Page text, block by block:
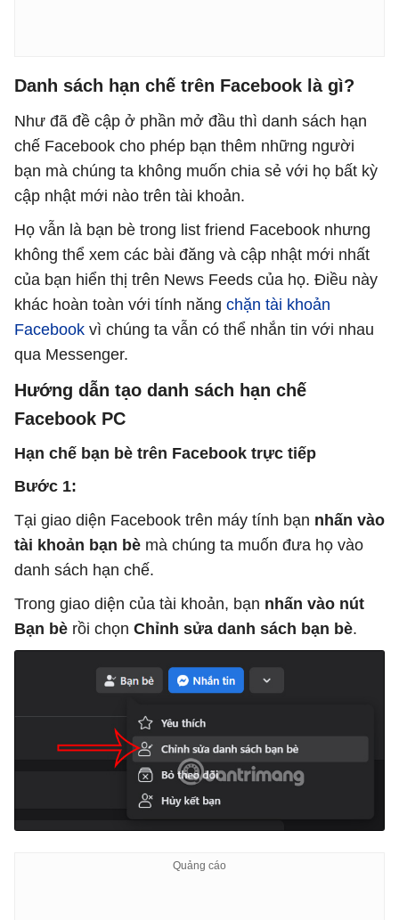
Danh sách hạn chế trên Facebook là gì?
Như đã đề cập ở phần mở đầu thì danh sách hạn
chế Facebook cho phép bạn thêm những người
bạn mà chúng ta không muốn chia sẻ với họ bất kỳ
cập nhật mới nào trên tài khoản.
Họ vẫn là bạn bè trong list friend Facebook nhưng
không thể xem các bài đăng và cập nhật mới nhất
của bạn hiển thị trên News Feeds của họ. Điều này
khác hoàn toàn với tính năng chặn tài khoản
Facebook vì chúng ta vẫn có thể nhắn tin với nhau
qua Messenger.
Hướng dẫn tạo danh sách hạn chế
Facebook PC
Hạn chế bạn bè trên Facebook trực tiếp
Bước 1:
Tại giao diện Facebook trên máy tính bạn nhấn vào
tài khoản bạn bè mà chúng ta muốn đưa họ vào
danh sách hạn chế.
Trong giao diện của tài khoản, bạn nhấn vào nút
Bạn bè rồi chọn Chỉnh sửa danh sách bạn bè.